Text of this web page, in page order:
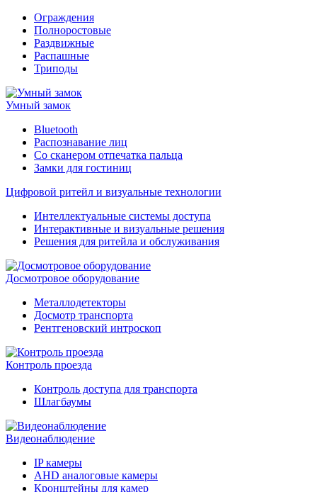
Ограждения
Полноростовые
Раздвижные
Распашные
Триподы
Умный замок
Bluetooth
Распознавание лиц
Со сканером отпечатка пальца
Замки для гостиниц
Цифровой ритейл и визуальные технологии
Интеллектуальные системы доступа
Интерактивные и визуальные решения
Решения для ритейла и обслуживания
Досмотровое оборудование
Металлодетекторы
Досмотр транспорта
Рентгеновский интроскоп
Контроль проезда
Контроль доступа для транспорта
Шлагбаумы
Видеонаблюдение
IP камеры
AHD аналоговые камеры
Кронштейны для камер